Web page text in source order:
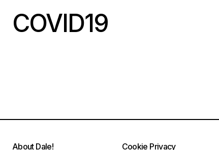
COVID19
About Dale! Cookie Privacy